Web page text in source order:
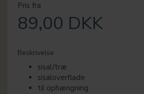
Pris fra
89,00 DKK
Beskrivelse
sisal/træ
sisaloverflade
til ophængning